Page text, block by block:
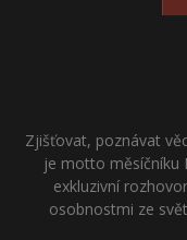
Zjišťovat, poznávat
je motto měsíčníku
exkluzivní
osobnostmi ze